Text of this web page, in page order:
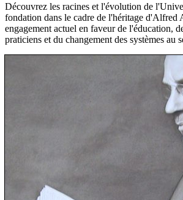
Découvrez les racines et l'évolution de
fondation dans le cadre de l'héritage d'Alfred
engagement actuel en faveur de l'éducation,
praticiens et du changement des systèmes au